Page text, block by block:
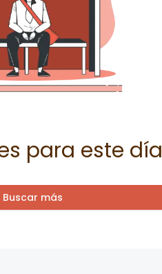
para este día
Buscar más